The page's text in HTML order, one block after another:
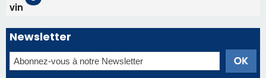
profiter pleinement du spectacle ?
Éclipse du 12 août : la Corse aux premières loges
d'un spectacle qui ne reviendra pas avant 2081
En Corse, un début de saison marqué par une
consommation en recul dans les restaurants